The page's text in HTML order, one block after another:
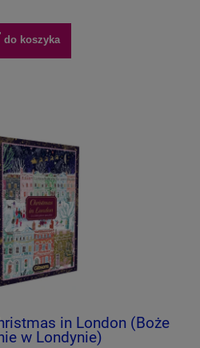
do koszyka
in London (Boże
w Londynie)